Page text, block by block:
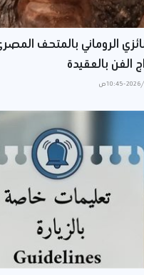
الروماني بالمتحف
الفن بالعقيدة